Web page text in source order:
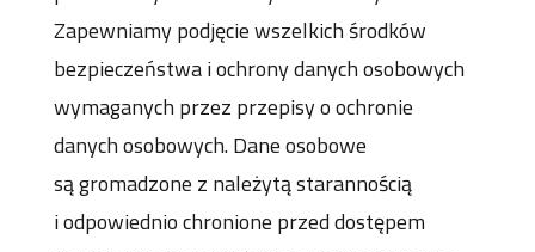
Zapewniamy podjęcie wszelkich środków
bezpieczeństwa i ochrony danych osobowych
wymaganych przez przepisy o ochronie
danych osobowych. Dane osobowe
są gromadzone z należytą starannością
i odpowiednio chronione przed dostępem